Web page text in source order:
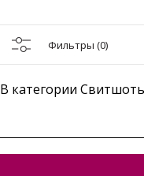
Фильтры (0)
В категории